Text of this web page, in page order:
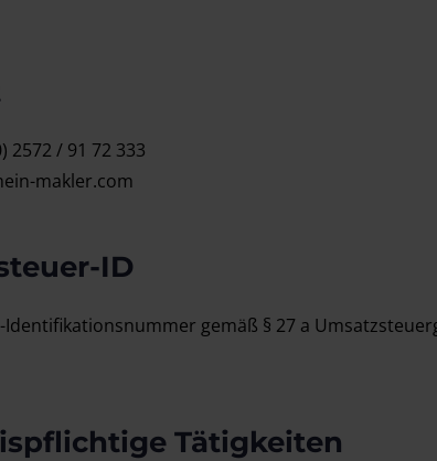
2572 / 91 72 333
makler.com
ID
gemäß § 27 a
Tätigkeiten